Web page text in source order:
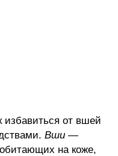
избавиться от вшей
Вши —
на коже,